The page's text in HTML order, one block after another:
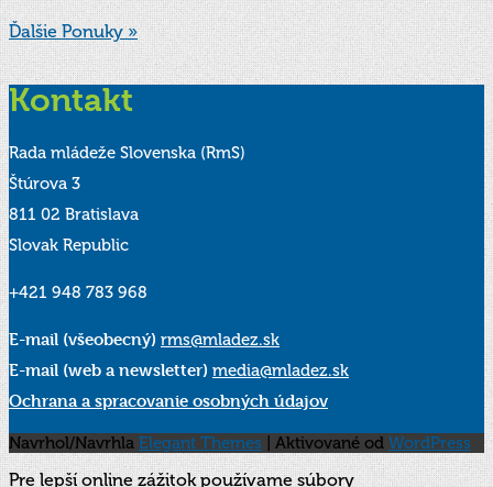
Ďalšie Ponuky »
Kontakt
Rada mládeže Slovenska (RmS)
Štúrova 3
811 02 Bratislava
Slovak Republic
+421 948 783 968
E-mail (všeobecný) rms@mladez.sk
E-mail (web a newsletter) media@mladez.sk
Ochrana a spracovanie osobných údajov
Navrhol/Navrhla Elegant Themes | Aktivované od WordPress
Pre lepší online zážitok používame súbory